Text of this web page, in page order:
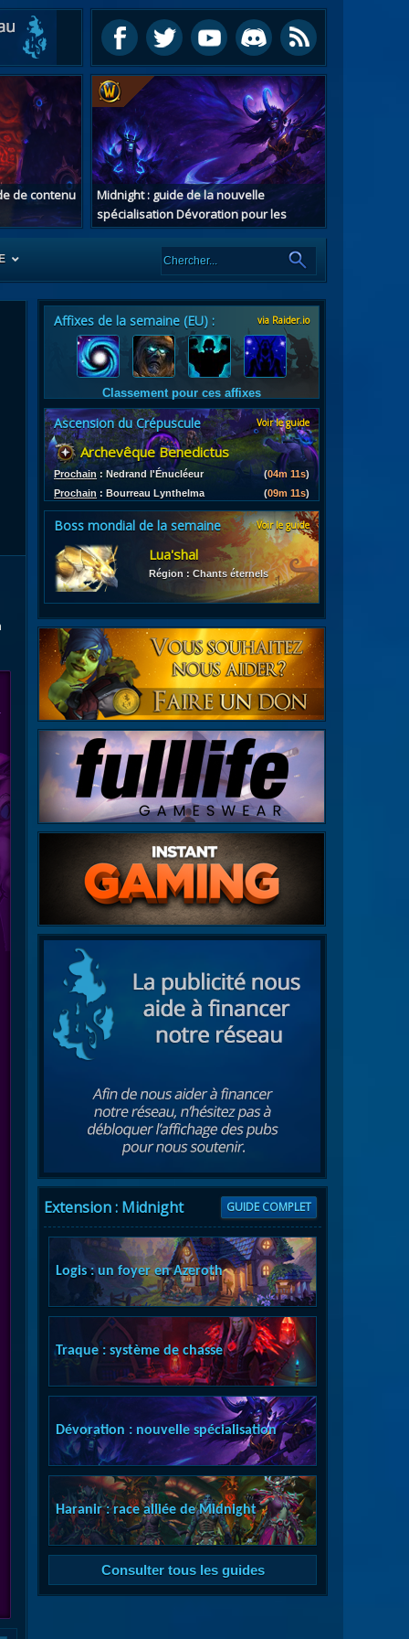
de contenu
Midnight : guide de la nouvelle
spécialisation Dévoration pour les
chasseurs de démons
d'armures
Affixes de la semaine (EU) : via Raider.io
Classement pour ces affixes
Ascension du Crépuscule Voir le guide
Archevêque Benedictus
Prochain : Nedrand l'Énucléeur (04m 10s)
Prochain : Bourreau Lynthelma (09m 10s)
Boss mondial de la semaine Voir le guide
Lua'shal
Région : Chants éternels
Extension : Midnight GUIDE COMPLET
Logis : un foyer en Azeroth
Traque : système de chasse
Dévoration : nouvelle spécialisation
Haranir : race alliée de Midnight
Consulter tous les guides